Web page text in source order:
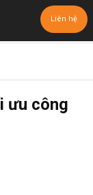
Liên hệ
ưu công